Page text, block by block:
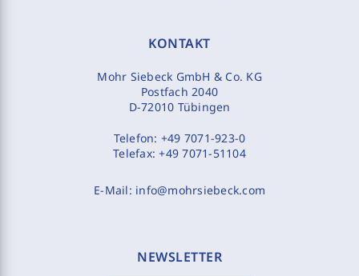
KONTAKT
Mohr Siebeck GmbH & Co. KG
Postfach 2040
D-72010 Tübingen
Telefon: +49 7071-923-0
Telefax:+49 7071-51104
E-Mail: info@mohrsiebeck.com
NEWSLETTER